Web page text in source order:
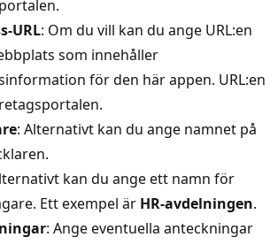
URL: Om du vill kan du ange URL:en
som innehåller
för den här appen. URL:en
: Alternativt kan du ange namnet på
kan du ange ett namn för
Ett exempel är HR-avdelningen.
: Ange eventuella anteckningar